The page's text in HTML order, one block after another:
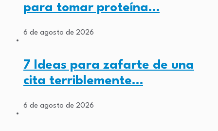
para tomar proteína…
6 de agosto de 2026
7 Ideas para zafarte de una
cita terriblemente…
6 de agosto de 2026